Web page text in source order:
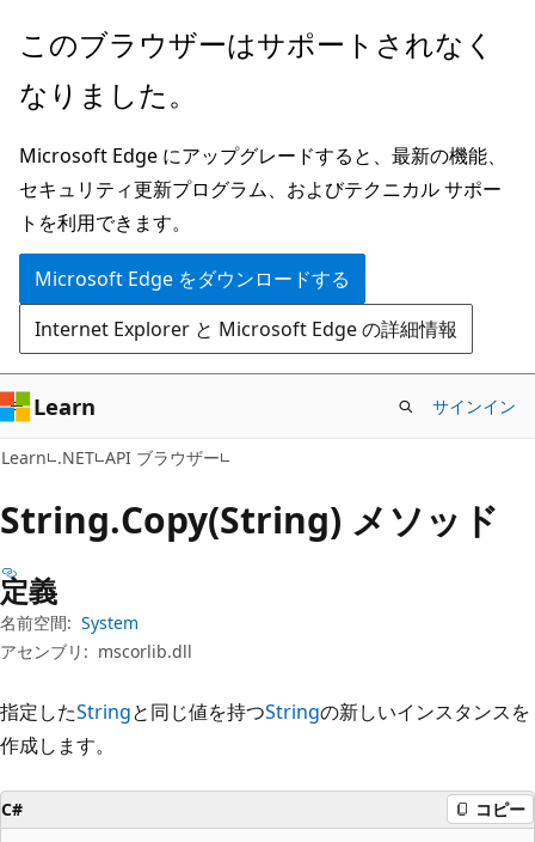
メ
ン
ン
テ
ン
ツ
に
ス
キ
ッ
プ
ペ
ジ
ナ
ビ
ゲ
ー
シ
ョ
ン
に
ス
キ
ッ
プ
このブラウザーはサポートされなく
なりました。
Microsoft Edge にアップグレードすると、最新の機能、
セキュリティ更新プログラム、およびテクニカル サポー
トを利用できます。
Microsoft Edge をダウンロードする
Internet Explorer と Microsoft Edge の詳細情報
Learn サインイン
Learn .NET API ブラウザー
String.Copy(String) メソッド
定義
名前空間: System
アセンブリ: mscorlib.dll
指定したStringと同じ値を持つStringの新しいインスタンスを
作成します。
C# コピー